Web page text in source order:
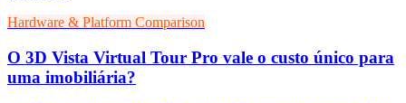
Hardware & Platform Comparison
O 3D Vista Virtual Tour Pro vale o custo único para
uma imobiliária?